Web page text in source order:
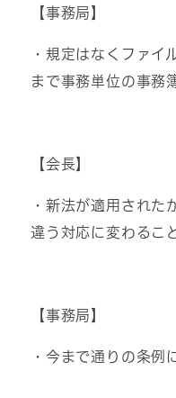
【事務局】
・規定はなくファイ
まで事務単位の事務
【会長】
・新法が適用された
違う対応に変わるこ
【事務局】
・今まで通りの条例